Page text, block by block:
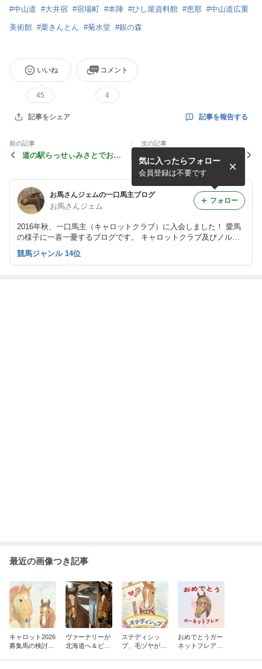
#中山道 #大井宿 #宿場町 #本陣 #ひし屋資料館 #恵那 #中山道広重
美術館 #栗きんとん #菊水堂 #銀の森
いいね
45
コメント
4
記事をシェア 記事を報告する
前の記事
道の駅らっせぃみさとでお蕎
次の記事
中山道の奈良井宿に行ってき
ました
お馬さんジェムの一口馬主ブログ
お馬さんジェム
2016年秋、一口馬主（キャロットクラブ）に入会しました！ 愛馬
の様子に一喜一憂するブログです。 キャロットクラブ及びノルマ
ンディーオーナーズクラブのコメント・写真は許可をいただいて転
載しています。 ふるさと納税、株主優待、懸賞などのお届けも報
気に入ったらフォロー
会員登録は不要です
フォロー
競馬ジャンル 14位